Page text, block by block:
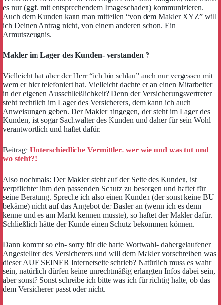
es nur (ggf. mit entsprechendem Imageschaden) kommunizieren.
Auch dem Kunden kann man mitteilen “von dem Makler XYZ” will
ich Deinen Antrag nicht, von einem anderen schon. Ein
Armutszeugnis.
Makler im Lager des Kunden- verstanden ?
Vielleicht hat aber der Herr “ich bin schlau” auch nur vergessen mit
wem er hier telefoniert hat. Vielleicht dachte er an einen Mitarbeiter
in der eigenen Ausschließlichkeit? Denn der Versicherungsvertreter
steht rechtlich im Lager des Versicherers, dem kann ich auch
Anweisungen geben. Der Makler hingegen, der steht im Lager des
Kunden, ist sogar Sachwalter des Kunden und daher für sein Wohl
verantwortlich und haftet dafür.
Beitrag: Unterschiedliche Vermittler- wer wie und was tut und
wo steht?!
Also nochmals: Der Makler steht auf der Seite des Kunden, ist
verpflichtet ihm den passenden Schutz zu besorgen und haftet für
seine Beratung. Spreche ich also einen Kunden (der sonst keine BU
bekäme) nicht auf das Angebot der Basler an (wenn ich es denn
kenne und es am Markt kennen musste), so haftet der Makler dafür.
Schließlich hätte der Kunde einen Schutz bekommen können.
Dann kommt so ein- sorry für die harte Wortwahl- dahergelaufener
Angestellter des Versicherers und will dem Makler vorschreiben was
dieser AUF SEINER Internetseite schrieb? Natürlich muss es wahr
sein, natürlich dürfen keine unrechtmäßig erlangten Infos dabei sein,
aber sonst? Sonst schreibe ich bitte was ich für richtig halte, ob das
dem Versicherer passt oder nicht.